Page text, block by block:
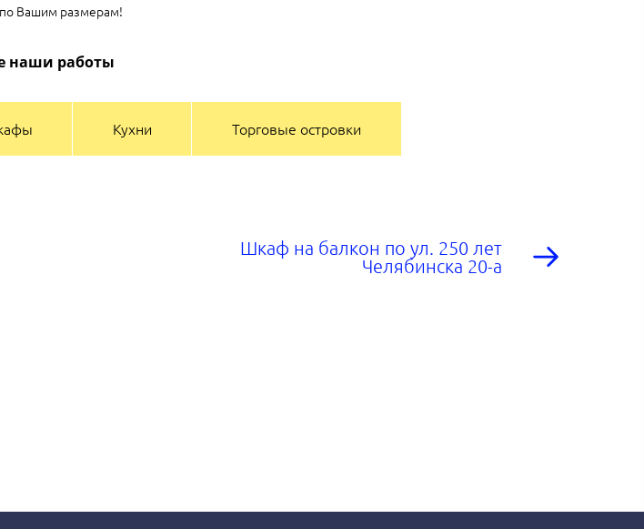
Вашим размерам!
наши работы
Кухни Торговые островки
Шкаф на балкон по ул. 250 лет
Челябинска 20-а